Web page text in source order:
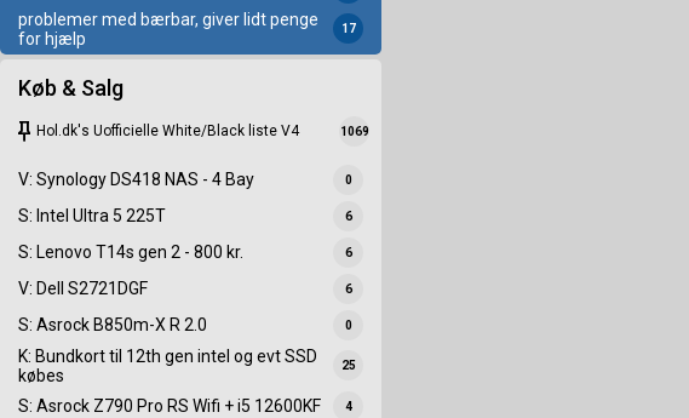
problemer med bærbar, giver lidt penge
for hjælp
17
Køb & Salg
keep Hol.dk's Uofficielle White/Black liste V4 1069
V: Synology DS418 NAS - 4 Bay 0
S: Intel Ultra 5 225T 6
S: Lenovo T14s gen 2 - 800 kr. 6
V: Dell S2721DGF 6
S: Asrock B850m-X R 2.0 0
K: Bundkort til 12th gen intel og evt SSD
købes
25
S: Asrock Z790 Pro RS Wifi + i5 12600KF 4